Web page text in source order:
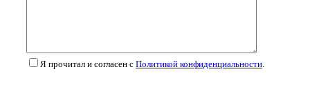
Я прочитал и согласен с Политикой конфиденциальности